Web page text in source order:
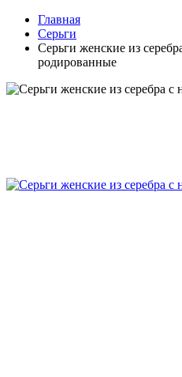
Главная
Серьги
Серьги женские из
родированные